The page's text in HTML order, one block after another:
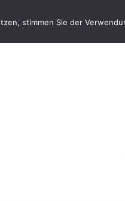
stimmen Sie der